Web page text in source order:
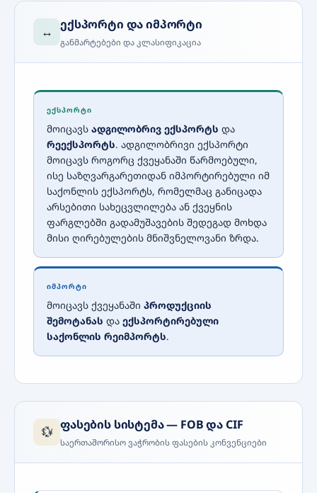
↔️ ექსპორტი და იმპორტი
განმარტებები და კლასიფიკაცია
ᲔᲥᲡᲞᲝᲠᲢᲘ
მოიცავს ადგილობრივ ექსპორტს და
რეექსპორტს. ადგილობრივი ექსპორტი
მოიცავს როგორც ქვეყანაში წარმოებული,
ისე საზღვარგარეთიდან იმპორტირებული იმ
საქონლის ექსპორტს, რომელმაც განიცადა
არსებითი სახეცვლილება ან ქვეყნის
ფარგლებში გადამუშავების შედეგად მოხდა
მისი ღირებულების მნიშვნელოვანი ზრდა.
ᲘᲛᲞᲝᲠᲢᲘ
მოიცავს ქვეყანაში პროდუქციის
შემოტანას და ექსპორტირებული
საქონლის რეიმპორტს.
💱 ფასების სისტემა — FOB და CIF
საერთაშორისო ვაჭრობის ფასების კონვენციები